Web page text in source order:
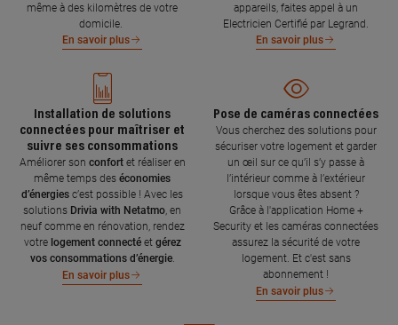
même à des kilomètres de votre
domicile.
En savoir plus
appareils, faites appel à un
Electricien Certifié par Legrand.
En savoir plus
Installation de solutions
connectées pour maîtriser et
suivre ses consommations
Améliorer son confort et réaliser en
même temps des économies
d’énergies c’est possible ! Avec les
solutions Drivia with Netatmo, en
neuf comme en rénovation, rendez
votre logement connecté et gérez
vos consommations d’énergie.
En savoir plus
Pose de caméras connectées
Vous cherchez des solutions pour
sécuriser votre logement et garder
un œil sur ce qu’il s’y passe à
l’intérieur comme à l’extérieur
lorsque vous êtes absent ?
Grâce à l'application Home +
Security et les caméras connectées
assurez la sécurité de votre
logement. Et c'est sans
abonnement !
En savoir plus